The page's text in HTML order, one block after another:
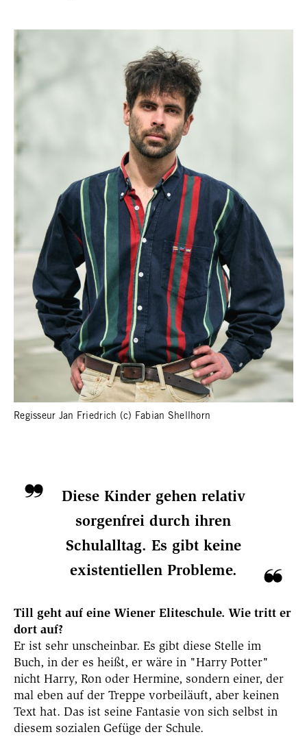
Regisseur Jan Friedrich (c) Fabian Shellhorn
Diese Kinder gehen relativ
sorgenfrei durch ihren
Schulalltag. Es gibt keine
existentiellen Probleme.
Till geht auf eine Wiener Eliteschule. Wie tritt er
dort auf?
Er ist sehr unscheinbar. Es gibt diese Stelle im
Buch, in der es heißt, er wäre in "Harry Potter"
nicht Harry, Ron oder Hermine, sondern einer, der
mal eben auf der Treppe vorbeiläuft, aber keinen
Text hat. Das ist seine Fantasie von sich selbst in
diesem sozialen Gefüge der Schule.